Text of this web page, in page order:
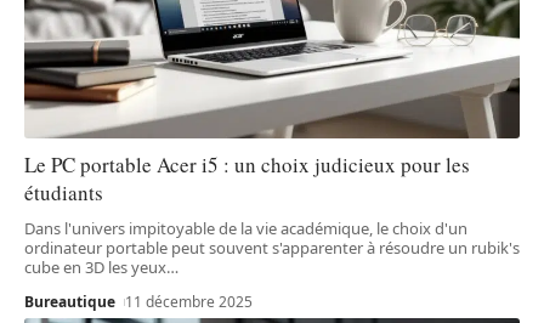
Le PC portable Acer i5 : un choix judicieux pour les
étudiants
Dans l'univers impitoyable de la vie académique, le choix d'un
ordinateur portable peut souvent s'apparenter à résoudre un rubik's
cube en 3D les yeux…
Bureautique 11 décembre 2025